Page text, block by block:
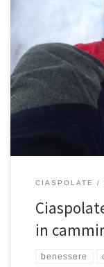
Ciaspolate
miglior modo per
la […]
CIASPOLATE
in
benessere